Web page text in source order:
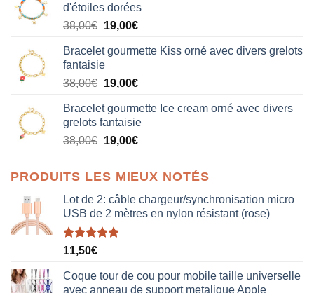
d'étoiles dorées
38,00€ Le
initial
était :
38,00€.
19,00€Le
actuel
19,00€.
Bracelet gourmette Kiss orné avec divers grelots
fantaisie
38,00€ Le
initial
était :
38,00€.
19,00€Le
actuel
est :
19,00€.
Bracelet gourmette Ice cream orné avec divers
grelots fantaisie
38,00€ Le
était :
38,00€.
19,00€Le
est :
19,00€.
PRODUITS LES MIEUX NOTÉS
Lot de 2: câble chargeur/synchronisation micro
USB de 2 mètres en nylon résistant (rose)
Note5.00
11,50€
Coque tour de cou pour mobile taille universelle
avec anneau de support metalique Apple